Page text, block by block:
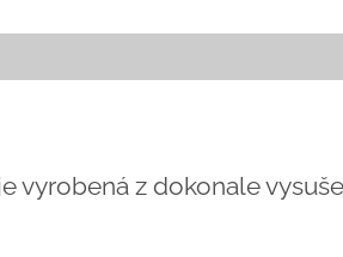
vyrobená z dokonale